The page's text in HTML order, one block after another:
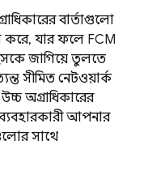
বার্তাগুলো
করে, যার ফলে FCM
জাগিয়ে তুলতে
সীমিত নেটওয়ার্ক
অগ্রাধিকারের
আপনার
সাথে